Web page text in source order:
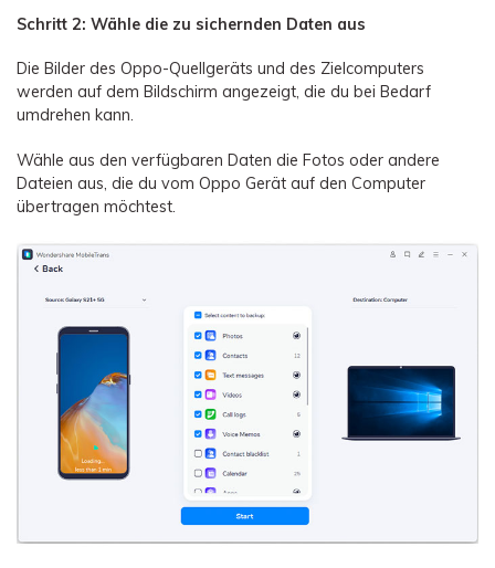
Schritt 2: Wähle die zu sichernden Daten aus
Die Bilder des Oppo-Quellgeräts und des Zielcomputers
werden auf dem Bildschirm angezeigt, die du bei Bedarf
umdrehen kann.
Wähle aus den verfügbaren Daten die Fotos oder andere
Dateien aus, die du vom Oppo Gerät auf den Computer
übertragen möchtest.